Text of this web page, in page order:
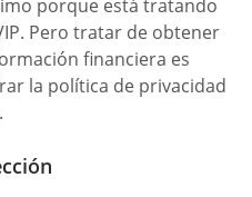
porque está tratando
Pero tratar de obtener
financiera es
la política de privacidad